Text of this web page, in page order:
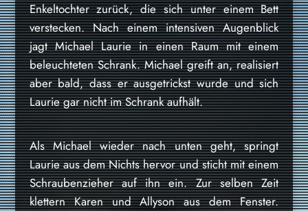
Enkeltochter zurück, die sich unter einem Bett
verstecken. Nach einem intensiven Augenblick
jagt Michael Laurie in einen Raum mit einem
beleuchteten Schrank. Michael greift an, realisiert
aber bald, dass er ausgetrickst wurde und sich
Laurie gar nicht im Schrank aufhält.
Als Michael wieder nach unten geht, springt
Laurie aus dem Nichts hervor und sticht mit einem
Schraubenzieher auf ihn ein. Zur selben Zeit
klettern Karen und Allyson aus dem Fenster.